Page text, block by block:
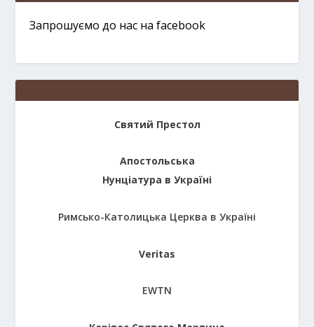
Запрошуємо до нас на facebook
Святий Престол
Апостольська
Нунціатура в Україні
Римсько-Католицька Церква в Україні
Veritas
EWTN